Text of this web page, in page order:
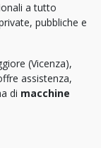
a tutto
pubbliche e
(Vicenza),
assistenza,
di macchine